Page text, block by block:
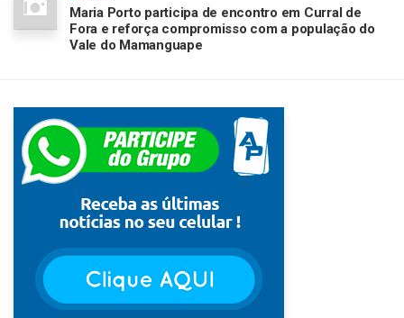
Maria Porto participa de encontro em Curral de
Fora e reforça compromisso com a população do
Vale do Mamanguape